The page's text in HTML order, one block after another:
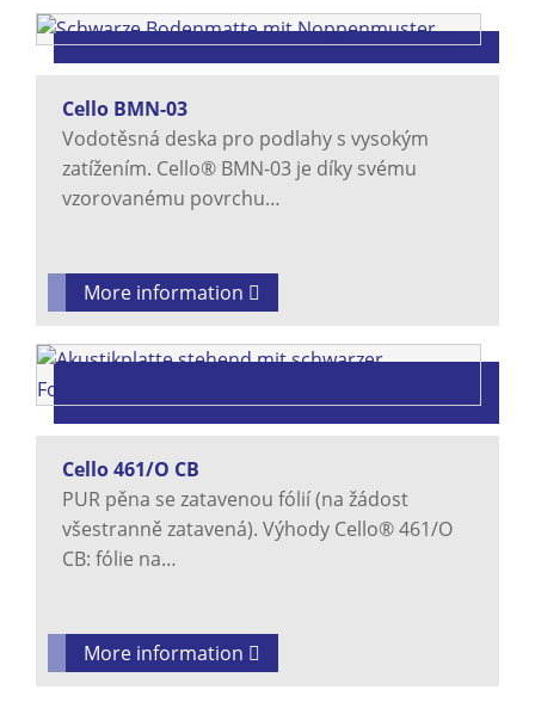
Cello BMN-03
Vodotěsná deska pro podlahy s vysokým
zatížením. Cello® BMN-03 je díky svému
vzorovanému povrchu…
More information
Cello 461/O CB
PUR pěna se zatavenou fólií (na žádost
všestranně zatavená). Výhody Cello® 461/O
CB: fólie na…
More information